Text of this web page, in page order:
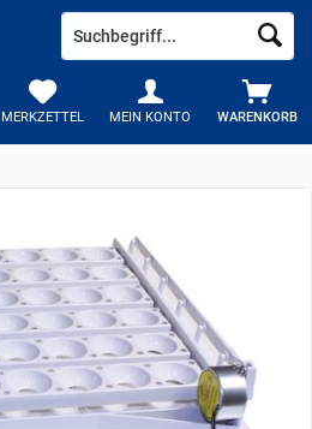
WARENKORB
MERKZETTEL MEIN KONTO